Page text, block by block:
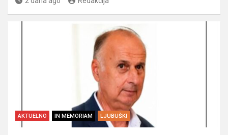
AKTUELNO IN MEMORIAM LJUBUŠKI